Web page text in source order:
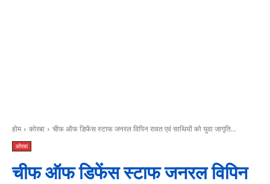
होम कोरबा चीफ ऑफ डिफेंस स्टाफ जनरल विपिन रावत एवं साथियों को युवा जागृति...
कोरबा
चीफ ऑफ डिफेंस स्टाफ जनरल विपिन